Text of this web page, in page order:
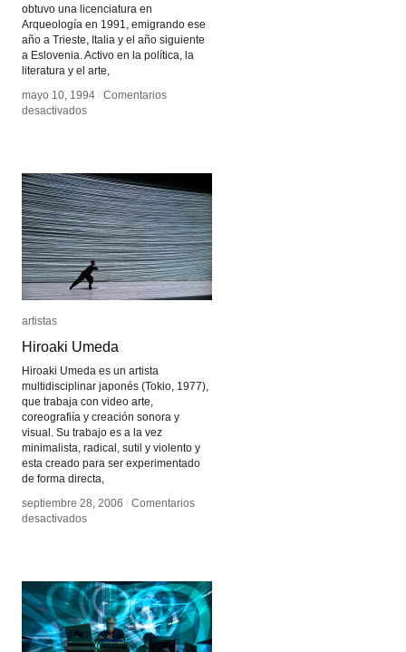
obtuvo una licenciatura en
Arqueología en 1991, emigrando ese
año a Trieste, Italia y el año siguiente
a Eslovenia. Activo en la política, la
literatura y el arte,
mayo 10, 1994 / Comentarios
desactivadosen
mayo 10, 1994 / Comentarios
desactivadosen
artistas
Hiroaki Umeda
Hiroaki Umeda es un artista
multidisciplinar japonés (Tokio, 1977),
que trabaja con video arte,
coreografiía y creación sonora y
visual. Su trabajo es a la vez
minimalista, radical, sutil y violento y
esta creado para ser experimentado
de forma directa,
septiembre 28, 2006 / Comentarios
desactivadosen
artistas
Hiroaki Umeda
septiembre 28, 2006 / Comentarios
desactivadosen